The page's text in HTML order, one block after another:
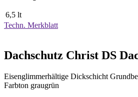
6,5 lt
Techn. Merkblatt
Dachschutz Christ DS
Eisenglimmerhältige Dickschicht
Farbton graugrün